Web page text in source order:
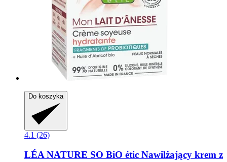
Do koszyka
4.1 (26)
LÉA NATURE SO BiO étic Nawilżający krem z